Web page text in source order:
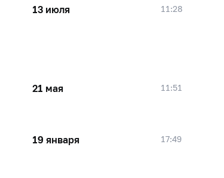
13 июля 11:28
21 мая 11:51
19 января 17:49